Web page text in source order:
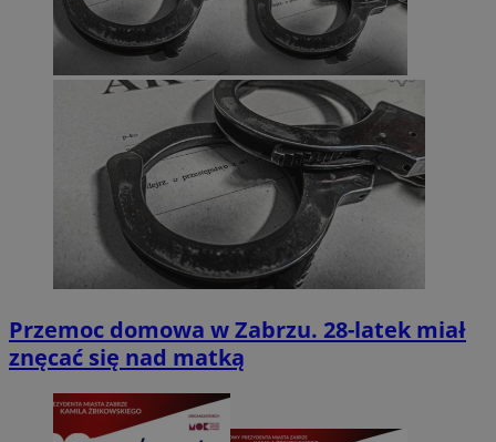
Przemoc domowa w Zabrzu. 28-latek miał
znęcać się nad matką